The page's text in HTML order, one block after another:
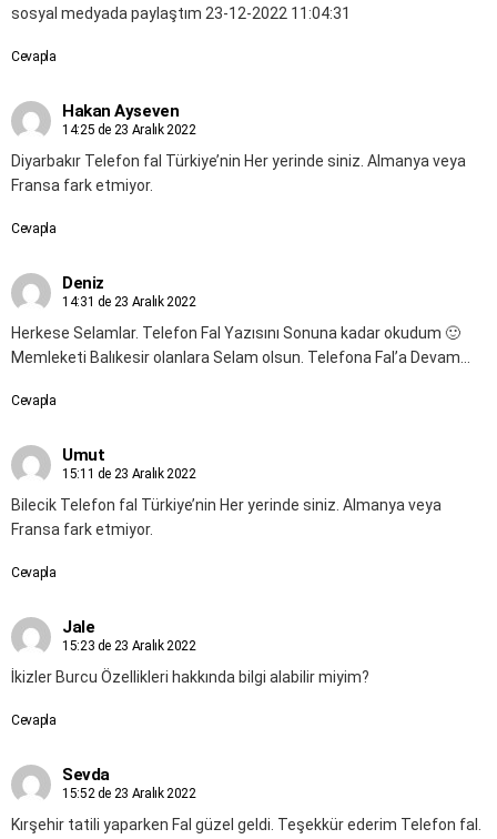
sosyal medyada paylaştım 23-12-2022 11:04:31
Cevapla
Hakan Ayseven
14:25 de 23 Aralık 2022
Diyarbakır Telefon fal Türkiye’nin Her yerinde siniz. Almanya veya
Fransa fark etmiyor.
Cevapla
Deniz
14:31 de 23 Aralık 2022
Herkese Selamlar. Telefon Fal Yazısını Sonuna kadar okudum 🙂
Memleketi Balıkesir olanlara Selam olsun. Telefona Fal’a Devam…
Cevapla
Umut
15:11 de 23 Aralık 2022
Bilecik Telefon fal Türkiye’nin Her yerinde siniz. Almanya veya
Fransa fark etmiyor.
Cevapla
Jale
15:23 de 23 Aralık 2022
İkizler Burcu Özellikleri hakkında bilgi alabilir miyim?
Cevapla
Sevda
15:52 de 23 Aralık 2022
Kırşehir tatili yaparken Fal güzel geldi. Teşekkür ederim Telefon fal.